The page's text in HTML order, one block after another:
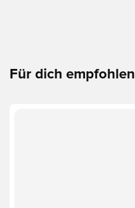
Für dich empfohlen